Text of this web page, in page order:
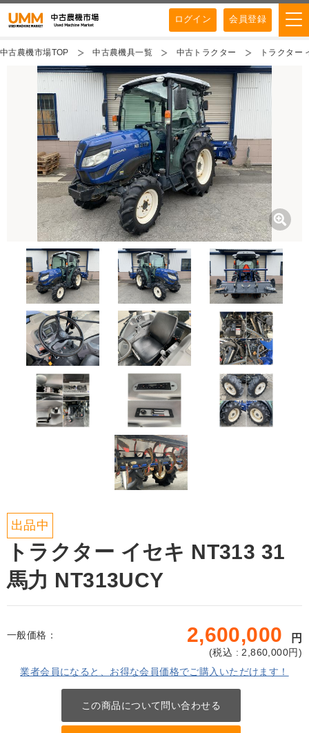
ログイン 会員登録
中古農機市場TOP 中古農機具一覧 中古トラクター トラクター
出品中
トラクター イセキ NT313 31
馬力 NT313UCY
一般価格： 2,600,000 円
(税込 : 2,860,000円)
業者会員になると、お得な会員価格でご購入いただけます！
この商品について問い合わせる